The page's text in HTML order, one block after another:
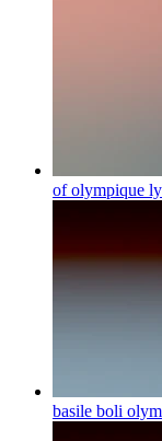
of olympique
basile boli